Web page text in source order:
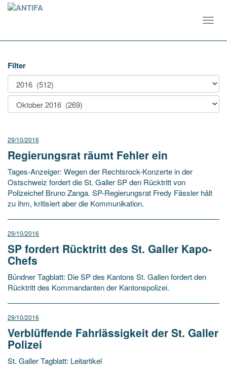
Filter
29/10/2016
Regierungsrat räumt Fehler ein
Tages-Anzeiger: Wegen der Rechtsrock-Konzerte in der
Ostschweiz fordert die St. Galler SP den Rücktritt von
Polizeichef Bruno Zanga. SP-Regierungsrat Fredy Fässler hält
zu ihm, kritisiert aber die Kommunikation.
29/10/2016
SP fordert Rücktritt des St. Galler Kapo-
Chefs
Bündner Tagblatt: Die SP des Kantons St. Gallen fordert den
Rücktritt des Kommandanten der Kantonspolizei.
29/10/2016
Verblüffende Fahrlässigkeit der St. Galler
Polizei
St. Galler Tagblatt: Leitartikel